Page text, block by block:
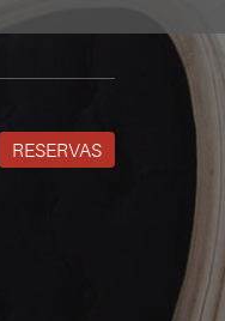
RESERVAS